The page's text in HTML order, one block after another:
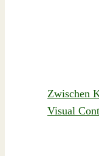
Zwischen
Visual